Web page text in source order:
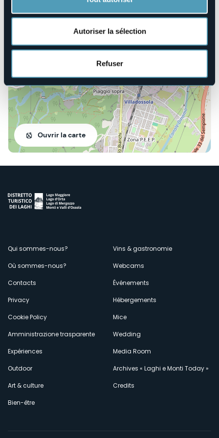
Autoriser la sélection
Refuser
28844 - Villadossola (VB)
Ouvrir la carte
Menù
secondario
Qui sommes-nous?
Où sommes-nous?
Contacts
Privacy
Cookie Policy
Amministrazione trasparente
Expériences
Outdoor
Art & culture
Bien-être
Vins & gastronomie
Webcams
Événements
Hébergements
Mice
Wedding
Media Room
Archives « Laghi e Monti Today »
Credits